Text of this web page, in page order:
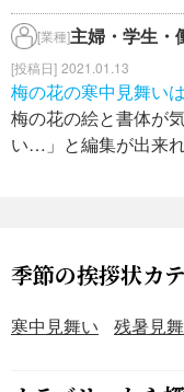
[業種]主婦・学生・
2021.01.13
梅の花の寒中見舞い
梅の花の絵と書体が
い…」と編集が出来
季節の挨拶状カ
寒中見舞い 残暑見